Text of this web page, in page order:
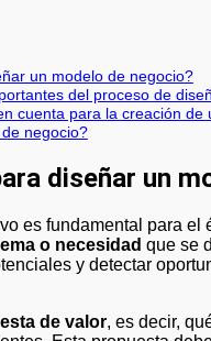
un modelo de negocio?
del proceso de
cuenta para la creación de
negocio?
diseñar un
o necesidad que se
y detectar
de valor, es decir,